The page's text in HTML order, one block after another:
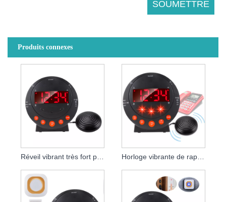
Produits connexes
Réveil vibrant très fort pour sourds